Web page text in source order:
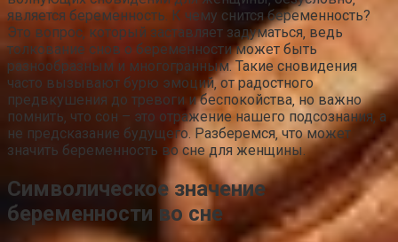
является беременность. К чему снится беременность?
Это вопрос‚ который заставляет задуматься‚ ведь
толкование снов о беременности может быть
разнообразным и многогранным. Такие сновидения
часто вызывают бурю эмоций‚ от радостного
предвкушения до тревоги и беспокойства‚ но важно
помнить‚ что сон – это отражение нашего подсознания‚ а
не предсказание будущего. Разберемся‚ что может
значить беременность во сне для женщины.
Символическое значение
беременности во сне